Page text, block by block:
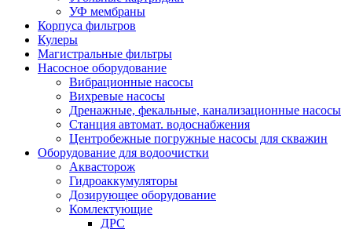
УФ мембраны
Корпуса фильтров
Кулеры
Магистральные фильтры
Насосное оборудование
Вибрационные насосы
Вихревые насосы
Дренажные, фекальные, канализационные насосы
Станция автомат. водоснабжения
Центробежные погружные насосы для скважин
Оборудование для водоочистки
Аквасторож
Гидроаккумуляторы
Дозирующее оборудование
Комлектующие
ДРС